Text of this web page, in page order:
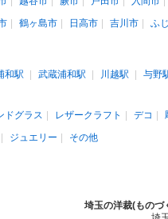
鶴ヶ島市 日高市 吉川市 ふ
和駅 武蔵浦和駅 川越駅 与野
ドグラス レザークラフト デコ
ジュエリー その他
埼玉の洋裁(ものづ